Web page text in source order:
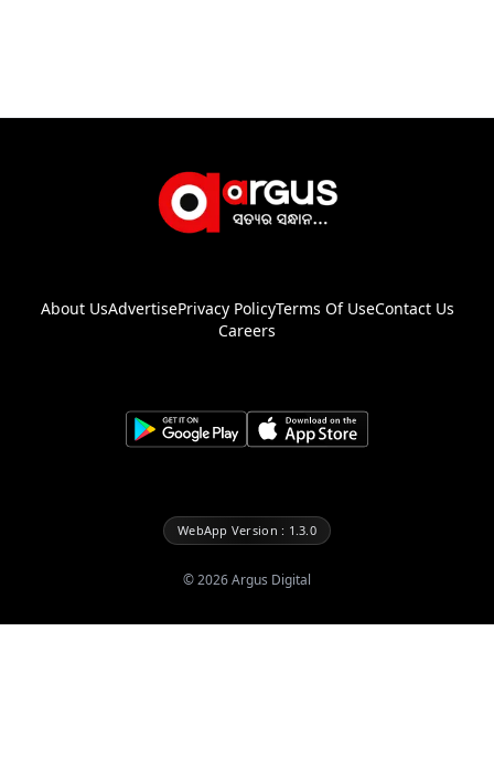
About UsAdvertisePrivacy PolicyTerms Of UseContact Us
Careers
WebApp Version : 1.3.0
©2026Argus Digital